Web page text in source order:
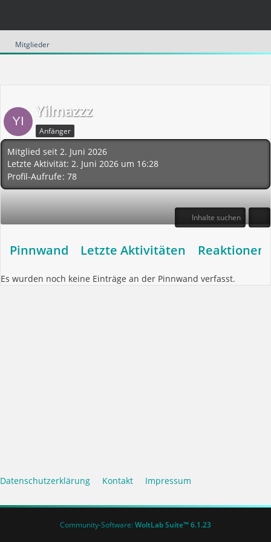
Mitglieder
Yilmazzz
Anfänger
Mitglied seit 2. Juni 2026
Letzte Aktivität: 2. Juni 2026 um 16:28
Profil-Aufrufe 78
Inhalte suchen
Pinnwand Letzte Aktivitäten Reaktionen
Es wurden noch keine Einträge an der Pinnwand verfasst.
Datenschutzerklärung Kontakt Impressum
Community-Software: WoltLab Suite™ 6.1.23